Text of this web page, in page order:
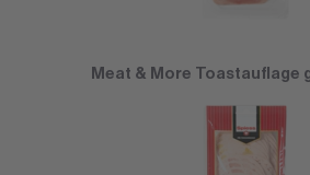
Meat & More Toastauflage